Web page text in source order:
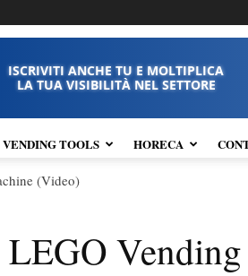
ISCRIVITI ANCHE TU E MOLTIPLICA
LA TUA VISIBILITÀ NEL SETTORE
VENDING TOOLS HORECA
(Video)
LEGO Vending